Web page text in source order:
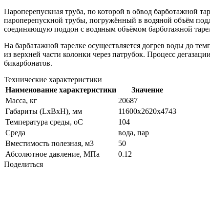
Пароперепускная труба, по которой в обвод барботажной
пароперепускной трубы, погружённый в водяной объём
соединяющую поддон с водяным объёмом барботажной
На барбатажной тарелке осуществляется догрев воды до
из верхней части колонки через патрубок. Процесс
бикарбонатов.
Технические характеристики
Наименование характеристики
Значение
Масса, кг
20687
Габариты (LxBxH), мм
11600х2620х4743
Температура среды, oС
104
Среда
вода, пар
Вместимость полезная, м3
50
Абсолютное давление, МПа
0.12
Поделиться